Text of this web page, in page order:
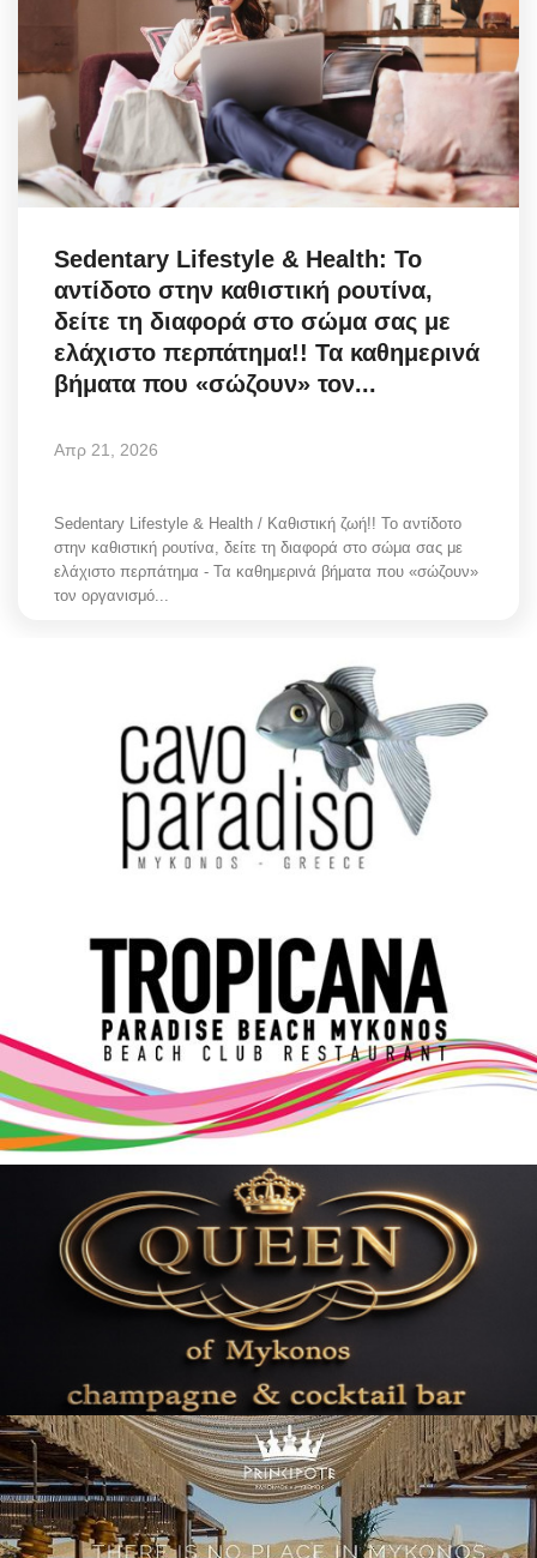
In Pictures
Science & Tech
Aegean Islands
Σεβασμιώτατος Δωρόθεος Β’
Cost Of Living Crisis
Opinion + Analysis
Local Elections 2023
English
Sedentary Lifestyle & Health: Το
αντίδοτο στην καθιστική ρουτίνα,
δείτε τη διαφορά στο σώμα σας με
ελάχιστο περπάτημα!! Τα καθημερινά
βήματα που «σώζουν» τον...
Απρ 21, 2026
Sedentary Lifestyle & Health / Καθιστική ζωή!! Το αντίδοτο
στην καθιστική ρουτίνα, δείτε τη διαφορά στο σώμα σας με
ελάχιστο περπάτημα - Τα καθημερινά βήματα που «σώζουν»
τον οργανισμό...